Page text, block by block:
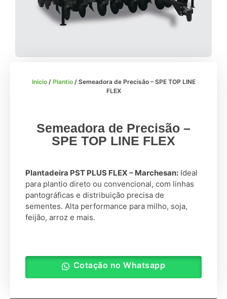
Início/ Plantio/ Semeadora de Precisão – SPE TOP LINE
FLEX
Semeadora de Precisão –
SPE TOP LINE FLEX
Plantadeira PST PLUS FLEX – Marchesan: Ideal
para plantio direto ou convencional, com linhas
pantográficas e distribuição precisa de
sementes. Alta performance para milho, soja,
feijão, arroz e mais.
Cotação no Whatsapp